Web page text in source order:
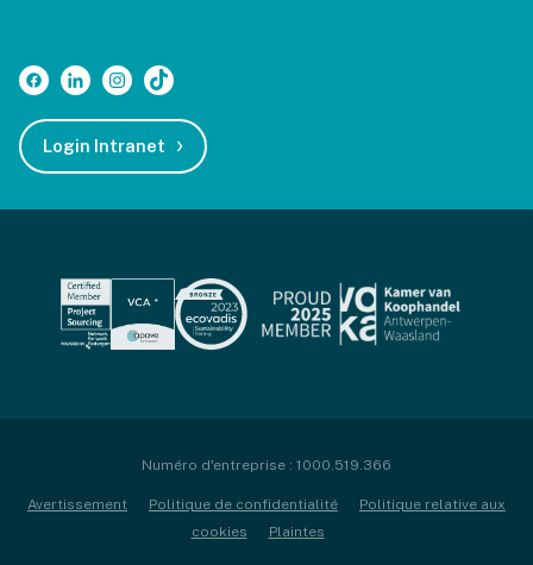
Login Intranet
Numéro d'entreprise : 1000.519.366
Avertissement Politique de confidentialité
Politique relative aux
cookies
Plaintes